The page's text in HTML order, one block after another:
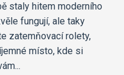
staly hitem moderního
fungují, ale taky
zatemňovací rolety,
místo, kde si